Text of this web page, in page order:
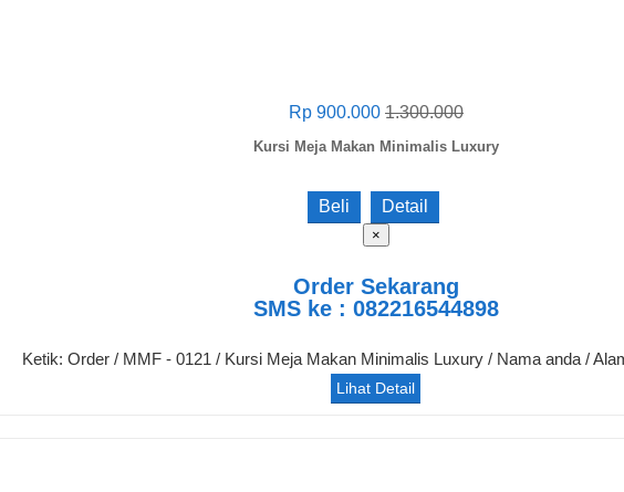
Rp 900.000 1.300.000
Kursi Meja Makan Minimalis Luxury
Beli Detail
×
Order Sekarang
SMS ke : 082216544898
Ketik: Order / MMF - 0121 / Kursi Meja Makan Minimalis Luxury / Nama anda /
Lihat Detail